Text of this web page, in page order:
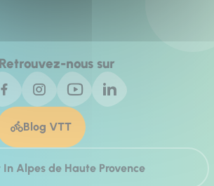
Retrouvez-nous sur
Blog VTT
In Alpes de Haute Provence